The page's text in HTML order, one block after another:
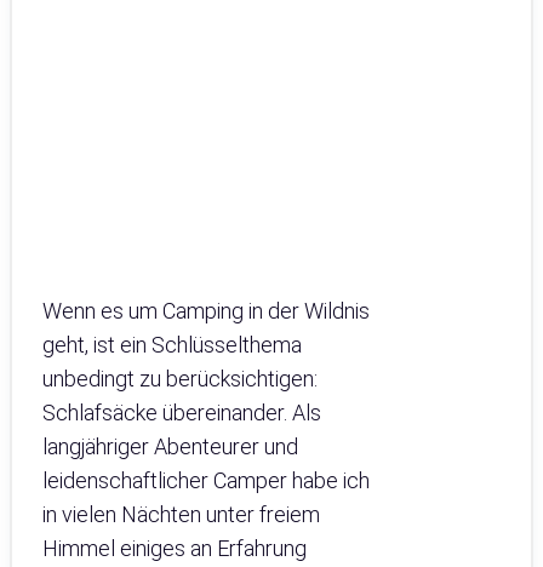
Wenn es um Camping in der Wildnis
geht, ist ein Schlüsselthema
unbedingt zu berücksichtigen:
Schlafsäcke übereinander. Als
langjähriger Abenteurer und
leidenschaftlicher Camper habe ich
in vielen Nächten unter freiem
Himmel einiges an Erfahrung